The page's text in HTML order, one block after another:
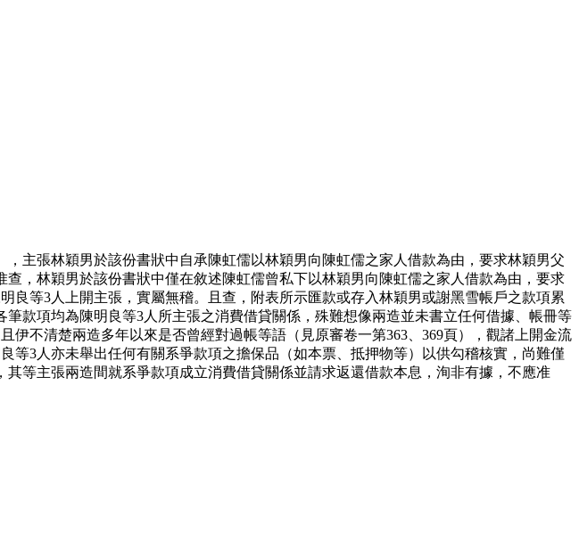
主張林穎男於該份書狀中自承陳虹儒以林穎男向陳虹儒之家人借款為由，要求林穎男父
，林穎男於該份書狀中僅在敘述陳虹儒曾私下以林穎男向陳虹儒之家人借款為由，要求
等3人上開主張，實屬無稽。且查，附表所示匯款或存入林穎男或謝黑雪帳戶之款項累
款項均為陳明良等3人所主張之消費借貸關係，殊難想像兩造並未書立任何借據、帳冊等
不清楚兩造多年以來是否曾經對過帳等語（見原審卷一第363、369頁），觀諸上開金流
3人亦未舉出任何有關系爭款項之擔保品（如本票、抵押物等）以供勾稽核實，尚難僅
，其等主張兩造間就系爭款項成立消費借貸關係並請求返還借款本息，洵非有據，不應准